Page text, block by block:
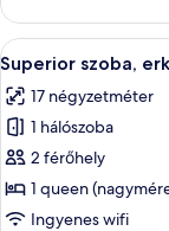
ággyal
két
külön
ággyal
további
részletei
A
következő
szoba
összes
képének
megtekintése:
Superior
8
Superior szoba,
17 négyzetméter
1 hálószoba
2 férőhely
1 queen
Ingyenes wifi